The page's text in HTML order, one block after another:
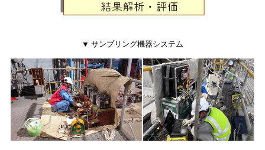
▼ サンプリング機器システム